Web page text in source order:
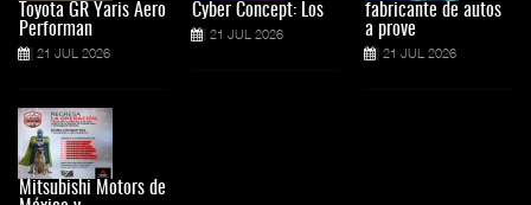
Toyota GR Yaris Aero
Performan
21 JUL 2026
Mitsubishi Motors de
Cyber Concept: Los
21 JUL 2026
fabricante de autos
a prove
21 JUL 2026